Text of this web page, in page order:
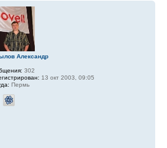
Александр
302
13 окт 2003, 09:05
Пермь